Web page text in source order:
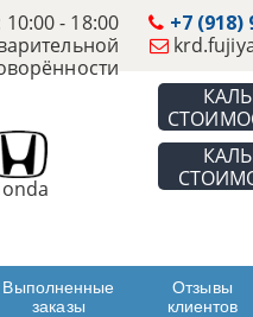
+7 (918)
- 18:00
Выполненные
заказы
Отзывы
клиентов